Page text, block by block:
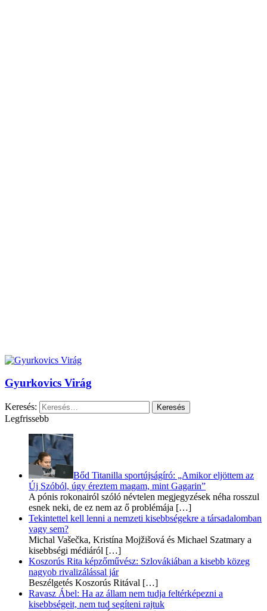
Gyurkovics Virág
Keresés:
Legfrissebb
Bőd Titanilla sportújságíró: „Amikor eljöttem az
Új Szóból, úgy éreztem magam, mint Gagarin”
A pónis rokonairól szóló névtelen megjegyzések néha rosszul
esnek neki, de ez nem az ő problémája […]
Tekintettel kell lenni a nemzeti kisebbségekre a társadalomban
vagy sem?
Michal Vašečka, Kristína Mojžišová és Michael Szatmary a
kisebbségi médiáról […]
Koszorús Rita képzőművész: Szlovákiában a kisebb közeg
nagyob rivalizálással jár
Beszélgetés Koszorús Ritával […]
Ravasz Ábel: Ha az állam nem tudja feltérképezni a
kisebbségeit, nem tud segíteni rajtuk